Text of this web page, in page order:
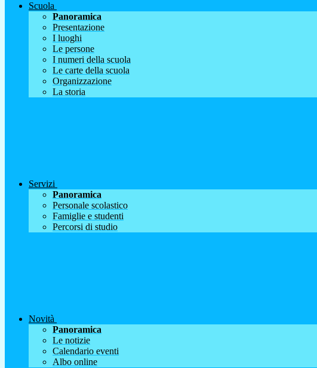
Scuola
Panoramica
Presentazione
I luoghi
Le persone
I numeri della scuola
Le carte della scuola
Organizzazione
La storia
Servizi
Panoramica
Personale scolastico
Famiglie e studenti
Percorsi di studio
Novità
Panoramica
Le notizie
Calendario eventi
Albo online